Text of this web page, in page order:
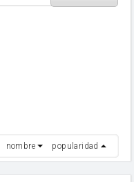
nombre popularidad